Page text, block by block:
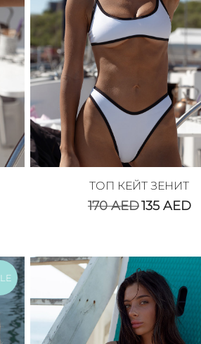
ТОП КЕЙТ ЗЕНИТ
170AED135 AED